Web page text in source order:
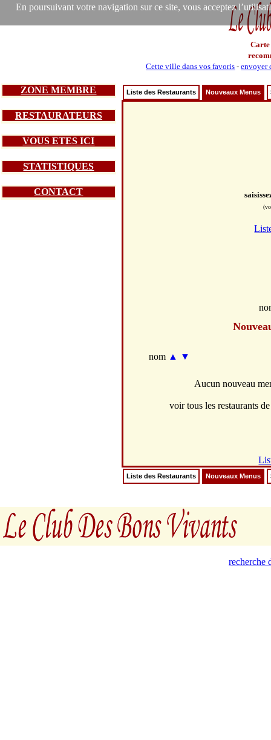
En poursuivant votre navigation sur ce site, vous acceptez
Carte
Cette ville dans vos favoris -envoyer
ZONE MEMBRE
RESTAURATEURS
VOUS ETES ICI
STATISTIQUES
CONTACT
Liste des Restaurants Nouveaux Menus
nom ▲ ▼
Aucun nouveau
voir tous les restaurants
Liste des Restaurants Nouveaux Menus
recherche